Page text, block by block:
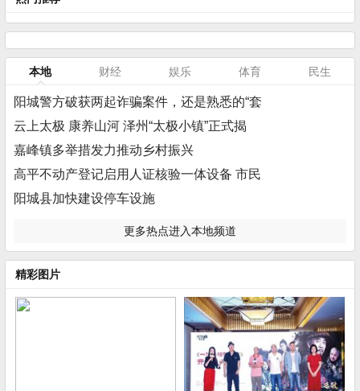
本地 财经 娱乐 体育 民生
阳城警方破获两起诈骗案件，还是熟悉的“套
云上太极 康养山河 泽州“太极小镇”正式揭
嘉峰镇多举措发力推动乡村振兴
高平不动产登记启用人证核验一体设备 市民
阳城县加快建设停车设施
更多热点进入本地频道
精彩图片